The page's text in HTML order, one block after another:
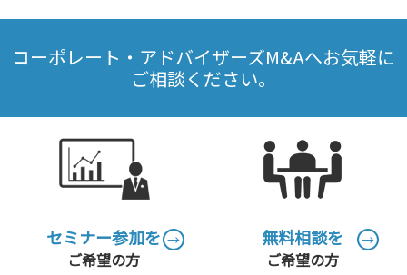
コーポレート・アドバイザーズM&Aへお気軽に
ご相談ください。
セミナー参加を
ご希望の方
→ 無料相談を
ご希望の方
→